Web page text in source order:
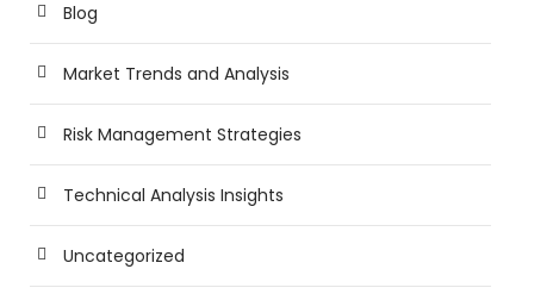
Blog
Market Trends and Analysis
Risk Management Strategies
Technical Analysis Insights
Uncategorized